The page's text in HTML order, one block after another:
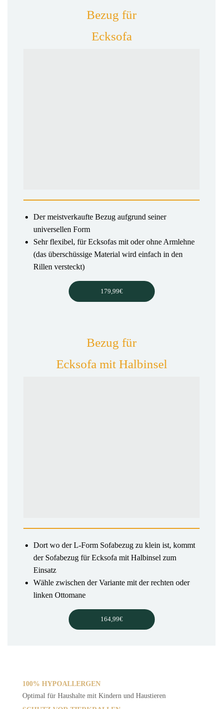
Bezug für
Ecksofa
Der meistverkaufte Bezug aufgrund seiner
universellen Form
Sehr flexibel, für Ecksofas mit oder ohne Armlehne
(das überschüssige Material wird einfach in den
Rillen versteckt)
179,99€
Bezug für
Ecksofa mit Halbinsel
Dort wo der L-Form Sofabezug zu klein ist, kommt
der Sofabezug für Ecksofa mit Halbinsel zum
Einsatz
Wähle zwischen der Variante mit der rechten oder
linken Ottomane
164,99€
100% HYPOALLERGEN
Optimal für Haushalte mit Kindern und Haustieren